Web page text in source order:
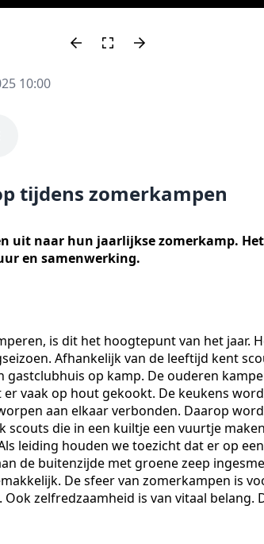
10:00
tijdens zomerkampen
uit naar hun jaarlijkse zomerkamp.
en samenwerking.
is dit het hoogtepunt van het jaar.
Afhankelijk van de leeftijd kent
gastclubhuis op kamp. De ouderen
vaak op hout gekookt. De keukens
aan elkaar verbonden. Daarop
die in een kuiltje een vuurtje
leiding houden we toezicht dat er op
de buitenzijde met groene zeep
De sfeer van zomerkampen is
zelfredzaamheid is van vitaal